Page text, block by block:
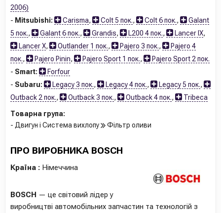
2006)
- Mitsubishi: Carisma, Colt 5 пок., Colt 6 пок.,
Galant
5 пок., Galant 6 пок., Grandis, L200 4 пок., Lancer IX,
Lancer X, Outlander 1 пок., Pajero 3 пок.,
Pajero 4
пок., Pajero Pinin, Pajero Sport 1 пок.,
Pajero Sport 2 пок.
- Smart:
Forfour
- Subaru: Legacy 3 пок., Legacy 4 пок., Legacy 5 пок.,
Outback 2 пок., Outback 3 пок., Outback 4 пок., Tribeca
Товарна група:
- Двигун і Система вихлопу
Фільтр оливи
ПРО ВИРОБНИКА BOSCH
Країна : Німеччина
BOSCH — це світовий лідер у
виробництві автомобільних запчастин та технологій з